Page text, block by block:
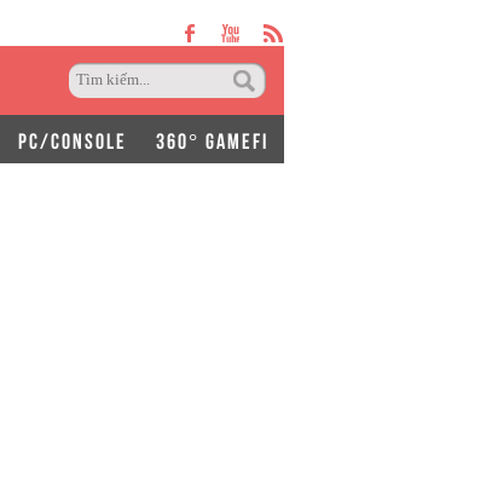
PC/CONSOLE 360° GAMEFI